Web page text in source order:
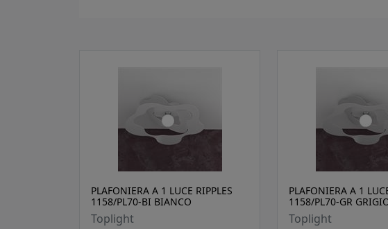
PLAFONIERA A 1 LUCE RIPPLES
1158/PL70-BI BIANCO
Toplight
PLAFONIERA A 1
1158/PL70-GR
Toplight